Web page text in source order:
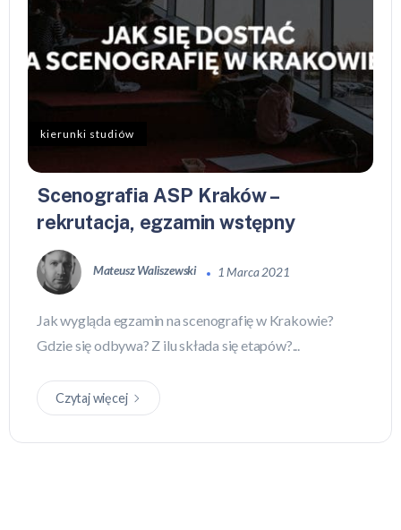
kierunki studiów
Scenografia ASP Kraków –
rekrutacja, egzamin wstępny
Mateusz Waliszewski 1 Marca 2021
Jak wygląda egzamin na scenografię w Krakowie?
Gdzie się odbywa? Z ilu składa się etapów?...
Czytaj więcej